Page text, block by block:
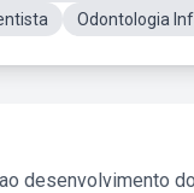
Odontologia
desenvolvimento